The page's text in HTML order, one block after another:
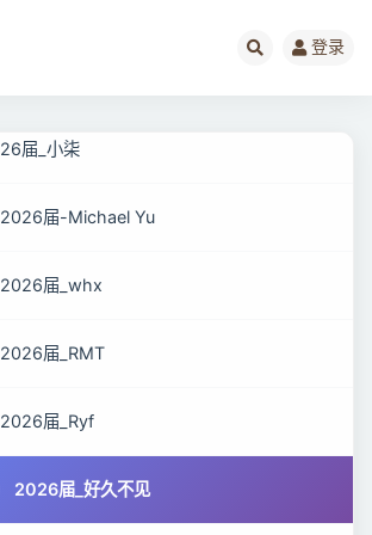
登录
26届_小柒
2026届-Michael Yu
2026届_whx
2026届_RMT
2026届_Ryf
2026届_好久不见